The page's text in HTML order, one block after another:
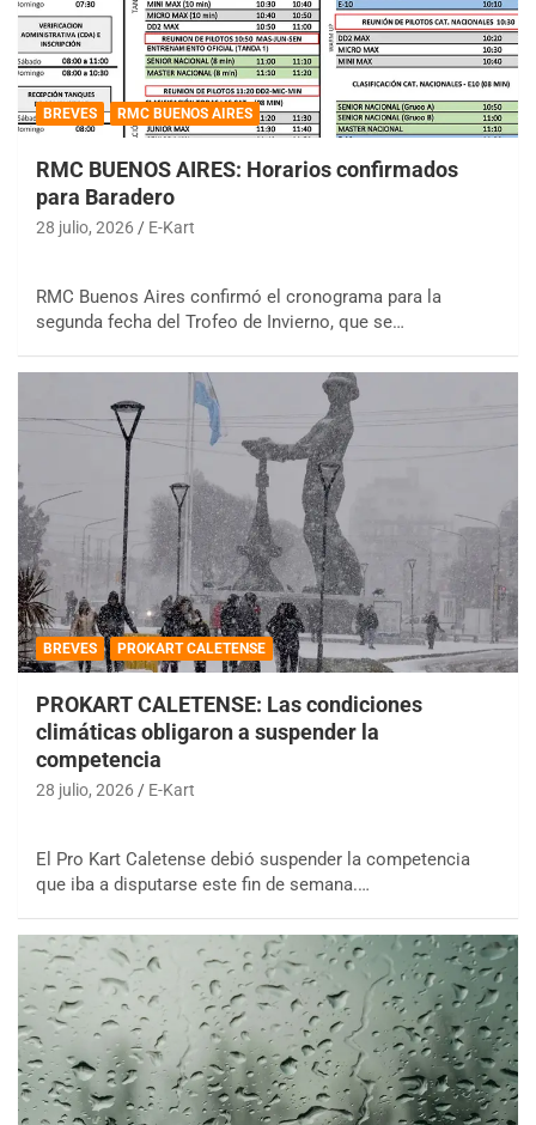
BREVES RMC BUENOS AIRES
RMC BUENOS AIRES: Horarios confirmados
para Baradero
28 julio, 2026 E-Kart
RMC Buenos Aires confirmó el cronograma para la
segunda fecha del Trofeo de Invierno, que se…
BREVES PROKART CALETENSE
PROKART CALETENSE: Las condiciones
climáticas obligaron a suspender la
competencia
28 julio, 2026 E-Kart
El Pro Kart Caletense debió suspender la competencia
que iba a disputarse este fin de semana.…